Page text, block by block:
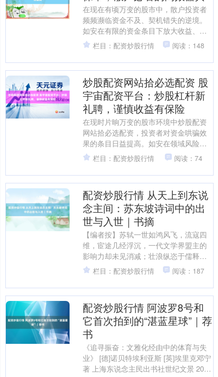
在现在有顷万变的股市中，散户投资者
频频濒临资金不及、契机错失的逆境。
如安在有限的资金条目下放大收益、提
高资金使用成果，成为很多股民柔顺的
焦点。炒股配资当作一种正....
栏目：配资炒股行情 阅读：148
炒股配资网站拾必选配资 股
宇宙配资平台：炒股杠杆新
礼聘，谨慎收益有保险
在现时片晌万变的股市环境中炒股配资
网站拾必选配资，投资者对资金哄骗效
果的条目日益提高。如安在领域风险的
前提下放大收益，成为稠密股民热心的
中枢问题。股宇宙配资平台....
栏目：配资炒股行情 阅读：74
配资炒股行情 从天上到东说
念主间：苏东坡诗词中的出
世与入世｜书摘
【编者按】苏轼一世如鸿风飞，流寇四
维，宦途几经浮沉，一代文学界盟主的
影响力却未见消减；壮浪纵恣于儒释说
念三家念念想，其心灵天下博大宏丰，
兼擅诗、词、文与书道、绘....
栏目：配资炒股行情 阅读：187
配资炒股行情 阿波罗8号和
它首次拍到的“湛蓝星球”｜荐
书
《追寻振奋：文雅化经由中的体育与失
业》 [德]诺贝特埃利亚斯 [英]埃里克邓宁
著 上海东说念主民出书社世纪文景 2025